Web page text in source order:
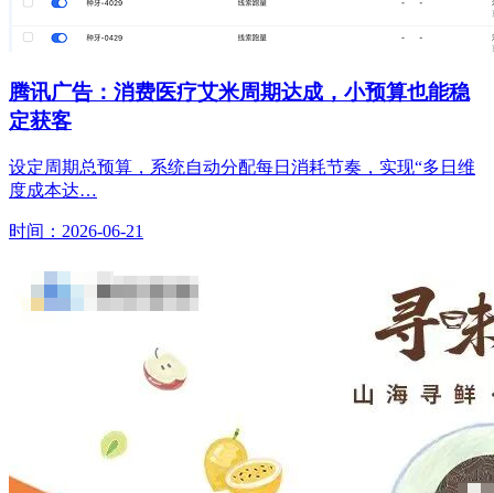
腾讯广告：消费医疗艾米周期达成，小预算也能稳
定获客
设定周期总预算，系统自动分配每日消耗节奏，实现“多日维
度成本达…
时间：2026-06-21